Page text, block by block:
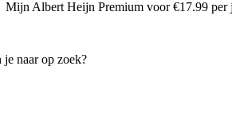
Mijn Albert Heijn Premium voor €17.99 per